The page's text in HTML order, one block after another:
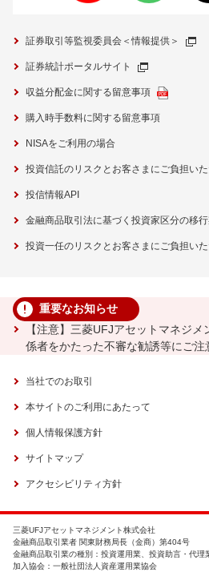
証券取引等監視委員会＜情報提供＞
証券統計ポータルサイト
収益分配金に関する留意事項
購入時手数料に関する留意事項
NISAをご利用の場合
投資信託のリスクとお客さまにご負担い
投信情報API
金融商品取引法に基づく投資家区分の移
投資一任のリスクとお客さまにご負担い
重要なお知らせ
【注意】三菱UFJアセットマネジ
係者をかたった不審な勧誘等にご注
当社でのお取引
本サイトのご利用にあたって
個人情報保護方針
サイトマップ
アクセシビリティ方針
三菱UFJアセットマネジメント株式会社
金融商品取引業者 関東財務局長（金商）第404号
金融商品取引業の種別：投資運用業、投資助言・代理
加入協会：一般社団法人資産運用業協会